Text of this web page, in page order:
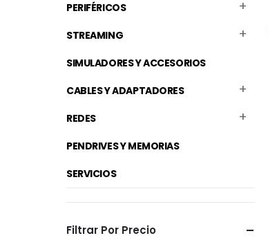
PERIFÉRICOS
STREAMING
SIMULADORES Y ACCESORIOS
CABLES Y ADAPTADORES
REDES
PENDRIVES Y MEMORIAS
SERVICIOS
Filtrar Por Precio